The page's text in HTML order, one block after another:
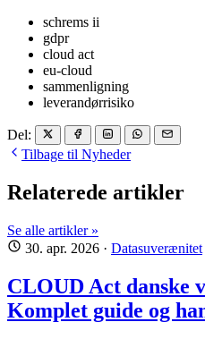
schrems ii
gdpr
cloud act
eu-cloud
sammenligning
leverandørrisiko
Del:
Tilbage til Nyheder
Relaterede artikler
Se alle artikler »
30. apr. 2026 · Datasuverænitet
CLOUD Act danske
Komplet guide og